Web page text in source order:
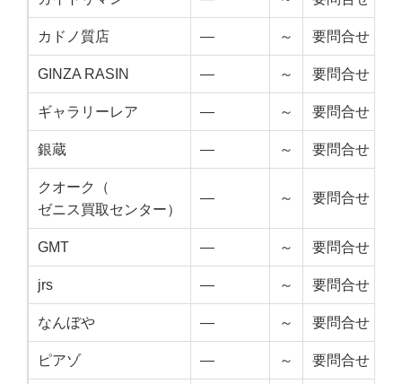
カドノ質店 — ～ 要問合せ
GINZA RASIN — ～ 要問合せ
ギャラリーレア — ～ 要問合せ
銀蔵 — ～ 要問合せ
クオーク（
ゼニス買取センター）
— ～ 要問合せ
GMT — ～ 要問合せ
jrs — ～ 要問合せ
なんぼや — ～ 要問合せ
ピアゾ — ～ 要問合せ